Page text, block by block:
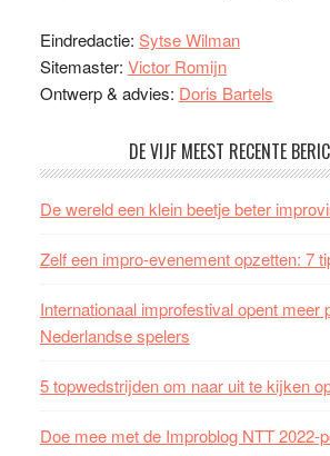
Eindredactie: Sytse Wilman
Sitemaster: Victor Romijn
Ontwerp & advies: Doris Bartels
DE VIJF MEEST RECENTE
De wereld een klein beetje beter
Zelf een impro-evenement opzetten: 7
Internationaal improfestival opent meer
Nederlandse spelers
5 topwedstrijden om naar uit te kijken
Doe mee met de Improblog NTT 2022-